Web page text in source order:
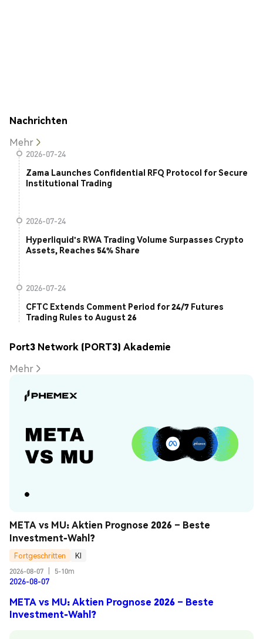
Nachrichten
Mehr
2026-07-24
Zama Launches Confidential RFQ Protocol for Secure
Institutional Trading
2026-07-24
Hyperliquid's RWA Trading Volume Surpasses Crypto
Assets, Reaches 54% Share
2026-07-24
CFTC Extends Comment Period for 24/7 Futures
Trading Rules to August 26
Port3 Network (PORT3) Akademie
Mehr
META vs MU: Aktien Prognose 2026 – Beste
Investment-Wahl?
Fortgeschritten
KI
2026-08-07
5-10m
2026-08-07
META vs MU: Aktien Prognose 2026 – Beste
Investment-Wahl?